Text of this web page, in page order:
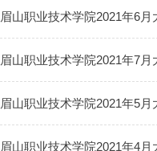
眉山职业技术学院2021年6月
眉山职业技术学院2021年7月
眉山职业技术学院2021年5月
眉山职业技术学院2021年4月